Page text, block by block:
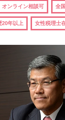
オンライン相談可 全
20年以上 女性税理士